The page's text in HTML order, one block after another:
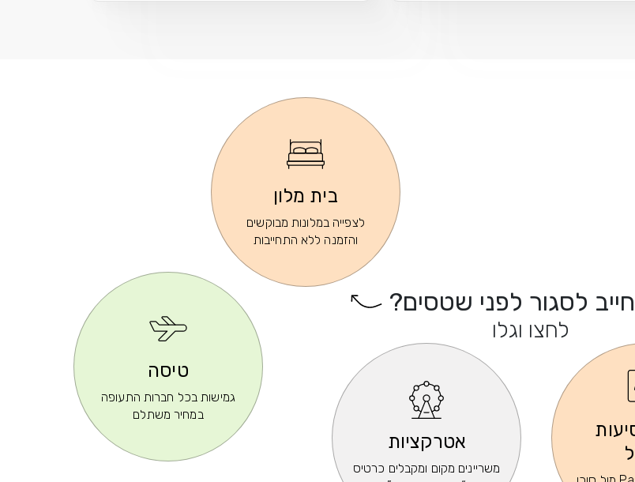
בית מלון
לצפייה במלונות מבוקשים
והזמנה ללא התחייבות
לסגור לפני שטסים?
לחצו וגלו
אטרקציות
משריינים מקום ומקבלים כרטיס
טיסה
גמישות בכל חברות התעופה
במחיר משתלם